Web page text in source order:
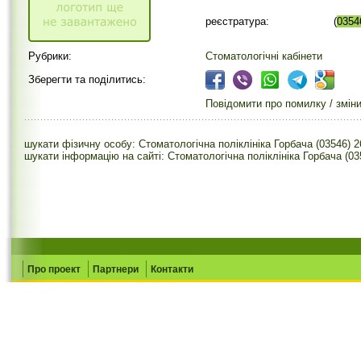
реєстратура: (
Рубрики:
Стоматологічні кабінети
Зберегти та поділитись:
Повідомити про помилку / зміни
шукати фізичну особу: Стоматологічна поліклініка Горбача (03546)
шукати інформацію на сайті: Стоматологічна поліклініка Горбача
Про проект Партнери Контакти